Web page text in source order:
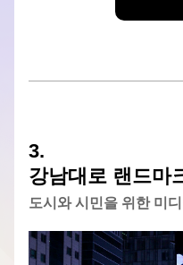
3.
강남대로 랜드마
도시와 시민을 위한 미